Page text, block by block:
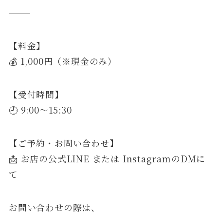
⸻
【料金】
💰 1,000円（※現金のみ）
【受付時間】
🕘 9:00〜15:30
【ご予約・お問い合わせ】
📩 お店の公式LINE または InstagramのDMに
て
お問い合わせの際は、